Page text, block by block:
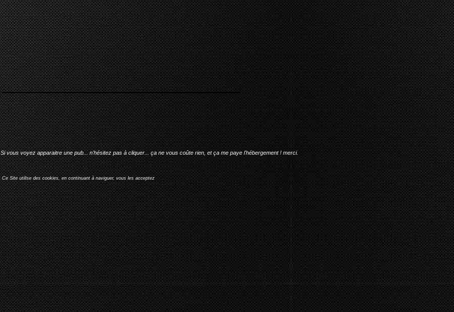
Si vous voyez apparaitre une pub... n'hésitez pas à cliquer... ça ne vous coûte rien, et ça me paye l'hébergement ! merci.
Ce Site utilise des cookies, en continuant à naviguer, vous les acceptez